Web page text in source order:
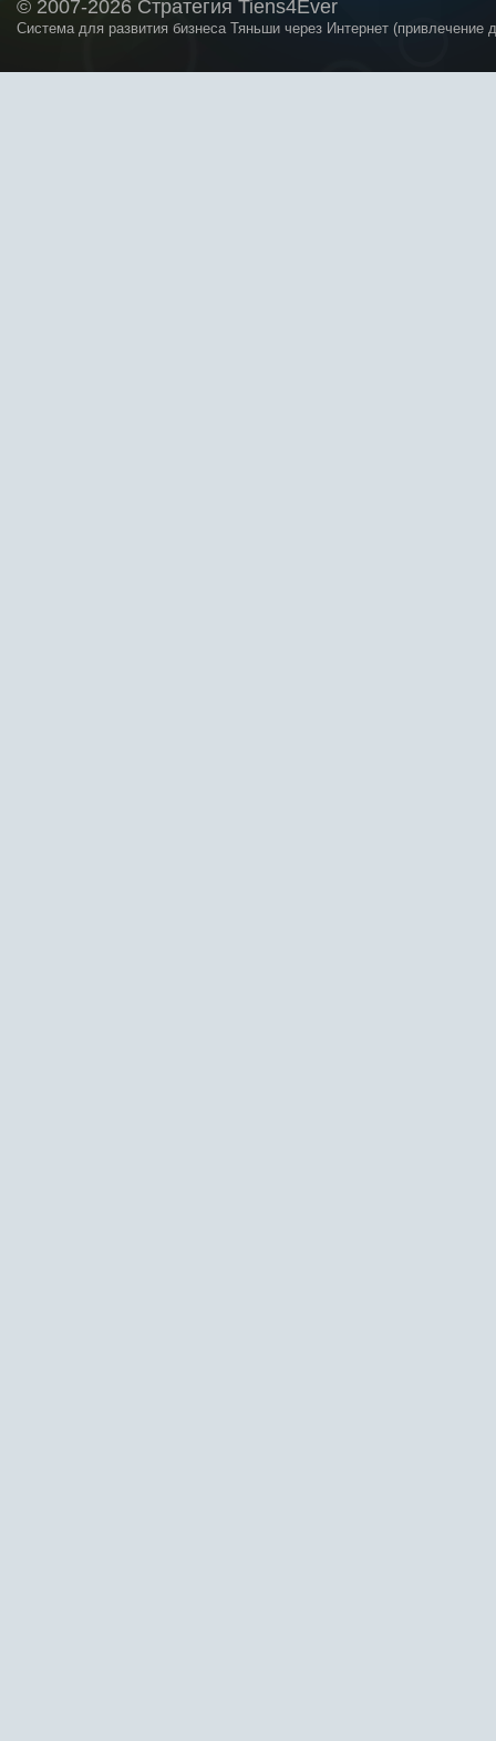
© 2007-2026 Стратегия Tiens4Ever
Система для развития бизнеса Тяньши через Интернет (привлечение